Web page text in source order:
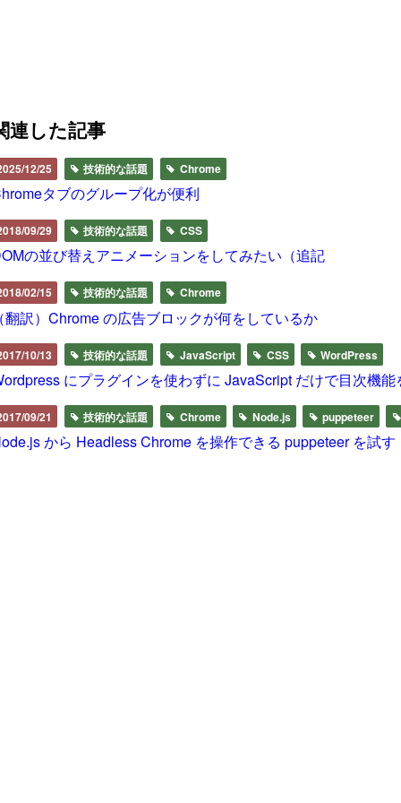
連した記事
12/25 技術的な話題 Chrome
タブのグループ化が便利
09/29 技術的な話題 CSS
の並び替えアニメーションをしてみたい（追記
02/15 技術的な話題 Chrome
翻訳）Chrome の広告ブロックが何をしているか
10/13 技術的な話題 JavaScript CSS WordPress
にプラグインを使わずに JavaScript だけで目次機能
09/21 技術的な話題 Chrome Node.js puppeteer
から Headless Chrome を操作できる puppeteer を試す